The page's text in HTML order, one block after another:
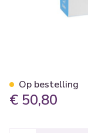
€ 50,80
Op bestelling